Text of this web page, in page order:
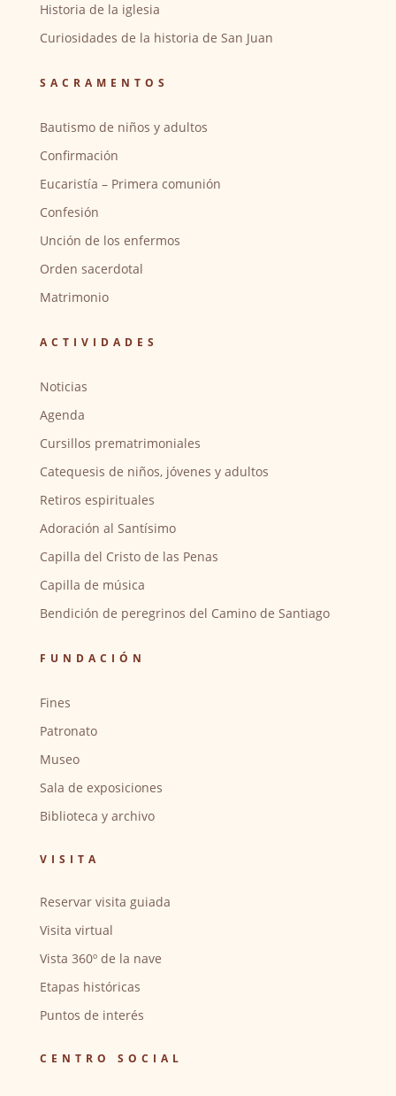
Historia de la iglesia
Curiosidades de la historia de San Juan
SACRAMENTOS
Bautismo de niños y adultos
Confirmación
Eucaristía – Primera comunión
Confesión
Unción de los enfermos
Orden sacerdotal
Matrimonio
ACTIVIDADES
Noticias
Agenda
Cursillos prematrimoniales
Catequesis de niños, jóvenes y adultos
Retiros espirituales
Adoración al Santísimo
Capilla del Cristo de las Penas
Capilla de música
Bendición de peregrinos del Camino de Santiago
FUNDACIÓN
Fines
Patronato
Museo
Sala de exposiciones
Biblioteca y archivo
VISITA
Reservar visita guiada
Visita virtual
Vista 360º de la nave
Etapas históricas
Puntos de interés
CENTRO SOCIAL